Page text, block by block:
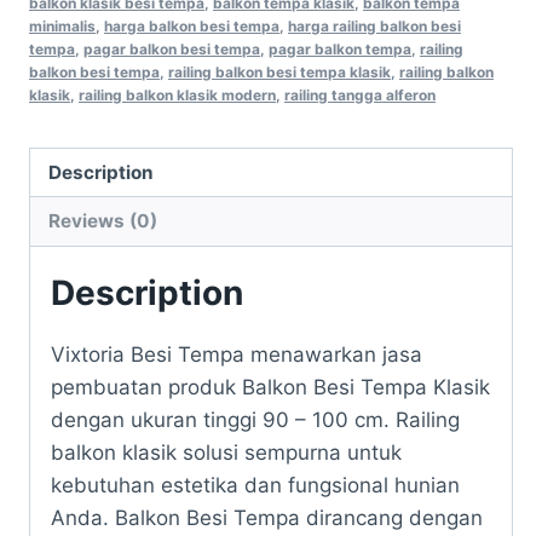
minimalis harga balkon besi tempa harga railing balkon besi
tempa pagar balkon besi tempa pagar balkon tempa railing
balkon besi tempa railing balkon besi tempa klasik railing balkon
klasik railing balkon klasik modern railing tangga alferon
Description
Reviews (0)
Description
Vixtoria Besi Tempa menawarkan jasa
pembuatan produk Balkon Besi Tempa Klasik
dengan ukuran tinggi 90 – 100 cm. Railing
balkon klasik solusi sempurna untuk
kebutuhan estetika dan fungsional hunian
Anda. Balkon Besi Tempa dirancang dengan